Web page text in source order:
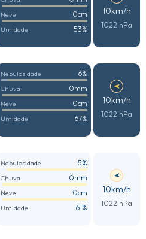
Neve 0cm
Umidade 53%
10km/h
1022 hPa
Nebulosidade 6%
Chuva 0mm
Neve 0cm
Umidade 67%
10km/h
1022 hPa
Nebulosidade 5%
Chuva 0mm
Neve 0cm
Umidade 61%
10km/h
1022 hPa